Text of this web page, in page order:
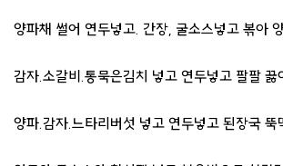
양파채 썰어 연두넣고. 간장, 굴소스넣고 볶아
감자.소갈비.통묵은김치 넣고 연두넣고 팔팔 끓
양파.감자.느타리버섯 넣고 연두넣고 된장국 뚝